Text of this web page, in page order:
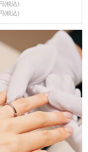
(税込)
(税込)